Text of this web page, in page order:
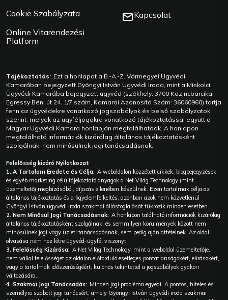
Cookie Szabályzata
Online Vitarendezési
Platform
Kapcsolat
Tájékoztatás: Ezt a honlapot a B.-A.-Z. Vármegyei Ügyvédi
Kamarában bejegyzett Gyöngyi István Ügyvédi Iroda, mint a Miskolci
Ügyvédi Kamarába bejegyzett ügyvéd (székhely: 3700 Kazincbarcika,
Egressy Béni út 24. 1/7 szám, Kamarai Azonosító Szám: 36060960) tartja
fenn az ügyvédekre vonatkozó jogszabályok és belső szabályzatok
szerint, melyek az ügyféljogokra vonatkozó tájékoztatással együtt a
Magyar Ügyvédi Kamara honlapján megtalálhatóak. A honlapon
megtalálható információk kizárólag általános tájékoztatásként
szolgálnak, nem minősülnek jogi tanácsadásnak.
Felelősség kizáró Nyilatkozat
1. A Tartalom Eredete és Célja: A weboldalon közzétett cikkek, blogbejegyzések
és egyéb marketing célú tájékoztató anyagok a Net Világ Technology (mint
üzemeltető) megbízásából, díjazás ellenében készülnek. Ezen tartalmak célja az
általános tájékoztatás és a figyelemfelkeltés, azonban azok nem közvetlenül
Gyöngyi István ügyvédi iroda szakmai állásfoglalását tükrözik minden esetben.
2. Nem Minősül Jogi Tanácsadásnak: A honlapon található információk kizárólag
általános tájékoztatásként szolgálnak, és semmilyen körülmények között nem
minősülnek jogi vagy üzleti tanácsadásnak, sem pedig ajánlattételnek. Az oldal
olvasása nem hoz létre ügyvéd-ügyfél viszonyt.
3. Felelősség Kizárása: A Net Világ Technology, mint a weboldal üzemeltetője,
nem vállal felelősséget az oldalon előforduló esetleges pontatlanságokért, elírásokért,
vagy a tartalmak időszerűségéért, különös tekintettel a jogszabályok gyakori
változására.
4. Szakmai Jogi Tanácsadás: Minden jogi probléma egyedi. A pontos, hiteles és
személyre szabott jogi tanácsért, amely Gyöngyi István ügyvédi iroda szakmai